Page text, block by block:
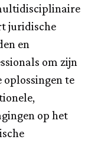
juridische
en
om zijn
oplossingen te
op het